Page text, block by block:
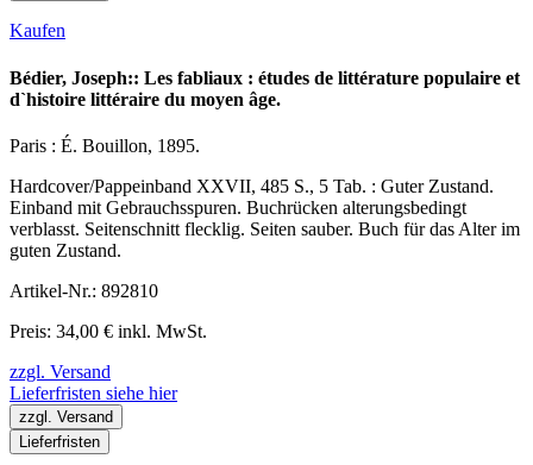
Kaufen
Bédier, Joseph:: Les fabliaux : études de littérature populaire et
d`histoire littéraire du moyen âge.
Paris : É. Bouillon, 1895.
Hardcover/Pappeinband XXVII, 485 S., 5 Tab. : Guter Zustand.
Einband mit Gebrauchsspuren. Buchrücken alterungsbedingt
verblasst. Seitenschnitt flecklig. Seiten sauber. Buch für das Alter im
guten Zustand.
Artikel-Nr.: 892810
Preis: 34,00 € inkl. MwSt.
zzgl. Versand
Lieferfristen siehe hier
zzgl. Versand
Lieferfristen